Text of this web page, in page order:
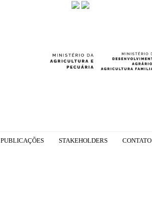
PUBLICAÇÕES STAKEHOLDERS CONTATO